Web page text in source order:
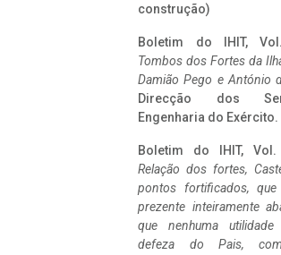
construção)
Boletim do IHIT,
Tombos dos Fortes da
Damião Pego e António
Direcção dos
Engenharia do Exército.
Boletim do IHIT,
Relação dos fortes,
pontos fortificados,
prezente inteiramente
que nenhuma
defeza do Pais, com